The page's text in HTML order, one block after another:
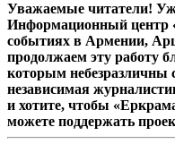
Уважаемые читатели!
Информационный центр
событиях в Армении,
продолжаем эту работу
которым небезразличны
независимая
и хотите, чтобы
можете поддержать